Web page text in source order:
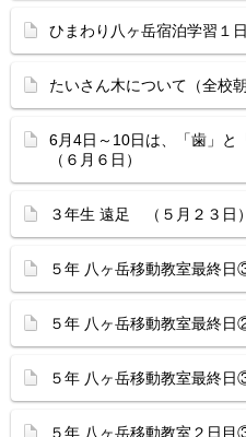
ひまわり八ヶ岳宿泊学習１
たいさん木について（全校朝
6月4日～10日は、「歯」
（６月６日）
３年生 遠足 （５月２３日）
５年 八ヶ岳移動教室最終
５年 八ヶ岳移動教室最終
５年 八ヶ岳移動教室最終
５年 八ヶ岳移動教室２日